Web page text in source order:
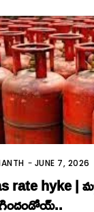
- JUNE 7, 2026
rate hyke |